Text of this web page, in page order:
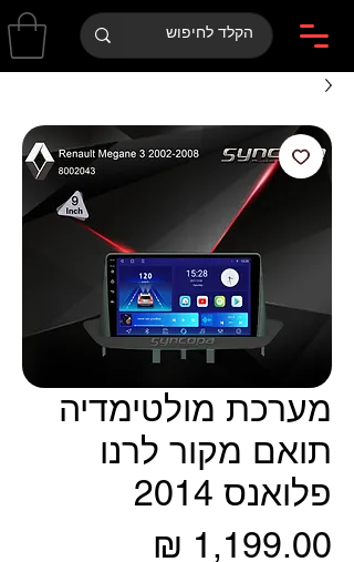
מערכת מולטימדיה
תואם מקור לרנו
פלואנס 2014